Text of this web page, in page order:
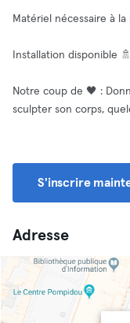
Matériel nécessaire à
Installation disponible
Notre coup de 🖤 :
sculpter son corps,
S'inscrire
Adresse